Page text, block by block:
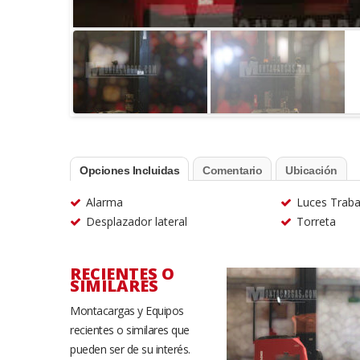
Opciones Incluidas Comentario Ubicación
Alarma
Desplazador lateral
Luces
Torreta
RECIENTES O
SIMILARES
Montacargas y Equipos
recientes o similares que
pueden ser de su interés.